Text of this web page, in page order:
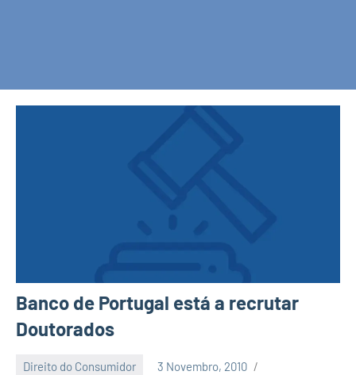
Banco de Portugal está a recrutar
Doutorados
Direito do Consumidor
3 Novembro, 2010